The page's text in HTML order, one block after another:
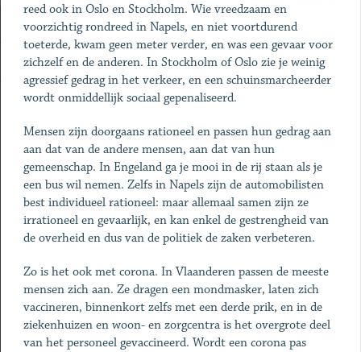
reed ook in Oslo en Stockholm. Wie vreedzaam en
voorzichtig rondreed in Napels, en niet voortdurend
toeterde, kwam geen meter verder, en was een gevaar voor
zichzelf en de anderen. In Stockholm of Oslo zie je weinig
agressief gedrag in het verkeer, en een schuinsmarcheerder
wordt onmiddellijk sociaal gepenaliseerd.
Mensen zijn doorgaans rationeel en passen hun gedrag aan
aan dat van de andere mensen, aan dat van hun
gemeenschap. In Engeland ga je mooi in de rij staan als je
een bus wil nemen. Zelfs in Napels zijn de automobilisten
best individueel rationeel: maar allemaal samen zijn ze
irrationeel en gevaarlijk, en kan enkel de gestrengheid van
de overheid en dus van de politiek de zaken verbeteren.
Zo is het ook met corona. In Vlaanderen passen de meeste
mensen zich aan. Ze dragen een mondmasker, laten zich
vaccineren, binnenkort zelfs met een derde prik, en in de
ziekenhuizen en woon- en zorgcentra is het overgrote deel
van het personeel gevaccineerd. Wordt een corona pas